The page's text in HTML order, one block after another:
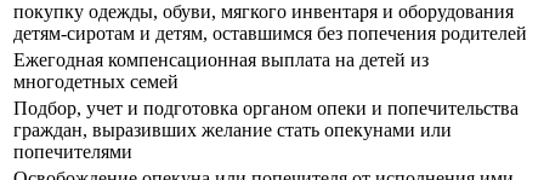
покупку одежды, обуви, мягкого инвентаря и оборудования
детям-сиротам и детям, оставшимся без попечения родителей
Ежегодная компенсационная выплата на детей из
многодетных семей
Подбор, учет и подготовка органом опеки и попечительства
граждан, выразивших желание стать опекунами или
попечителями